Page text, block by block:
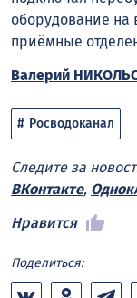
оборудование на
приёмные
Валерий
Росводоканал
Следите за
ВКонтакте,
Нравится
Поделиться: